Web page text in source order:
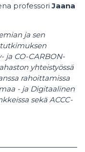
professoriJaana
ja sen
ja CO-CARBON-
yhteistyössä
rahoittamissa
- ja Digitaalinen
sekä ACCC-